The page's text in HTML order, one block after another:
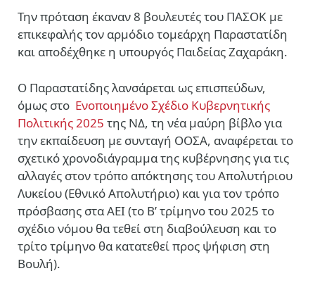
Την πρόταση έκαναν 8 βουλευτές του ΠΑΣΟΚ με
επικεφαλής τον αρμόδιο τομεάρχη Παραστατίδη
και αποδέχθηκε η υπουργός Παιδείας Ζαχαράκη.
Ο Παραστατίδης λανσάρεται ως επισπεύδων,
όμως στο Ενοποιημένο Σχέδιο Κυβερνητικής
Πολιτικής 2025 της ΝΔ, τη νέα μαύρη βίβλο για
την εκπαίδευση με συνταγή ΟΟΣΑ, αναφέρεται το
σχετικό χρονοδιάγραμμα της κυβέρνησης για τις
αλλαγές στον τρόπο απόκτησης του Απολυτήριου
Λυκείου (Εθνικό Απολυτήριο) και για τον τρόπο
πρόσβασης στα ΑΕΙ (το Β’ τρίμηνο του 2025 το
σχέδιο νόμου θα τεθεί στη διαβούλευση και το
τρίτο τρίμηνο θα κατατεθεί προς ψήφιση στη
Βουλή).